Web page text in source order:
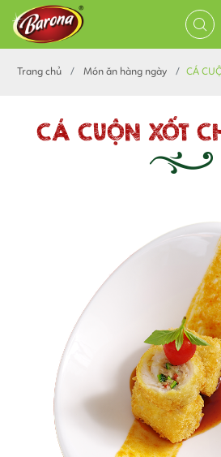
Trang chủ Món ăn hàng ngày CÁ
CÁ CUỘN XỐT